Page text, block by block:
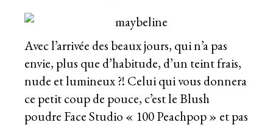
Avec l’arrivée des beaux jours, qui n’a pas
envie, plus que d’habitude, d’un teint frais,
nude et lumineux ?! Celui qui vous donnera
ce petit coup de pouce, c’est le Blush
poudre Face Studio « 100 Peachpop » et pas